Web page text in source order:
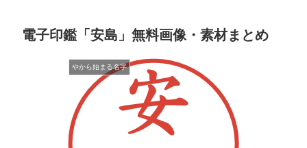
電子印鑑「安島」無料画像・素材まとめ
やから始まる名字